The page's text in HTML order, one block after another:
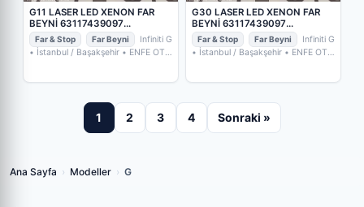
G11 LASER LED XENON FAR
BEYNİ 63117439097
63117464385 7472767 3
Far & Stop Far Beyni
Infiniti G
• İstanbul / Başakşehir • ENFE OTO
G30 LASER LED XENON FAR
BEYNİ 63117439097
63117464385 7472767 3
Far & Stop Far Beyni
Infiniti G
• İstanbul / Başakşehir • ENFE OTO
1 2 3 4 Sonraki »
Ana Sayfa › Modeller › G